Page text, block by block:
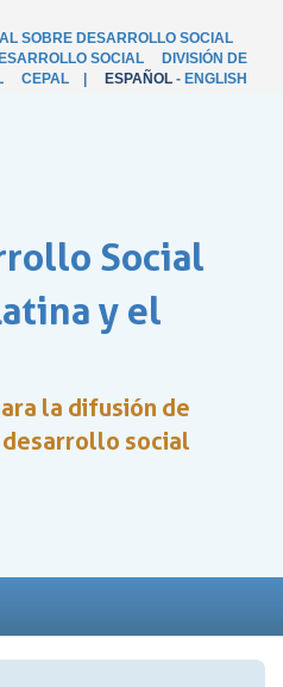
SOBRE DESARROLLO SOCIAL
SOCIAL
DIVISIÓN DE
CEPAL ESPAÑOL - ENGLISH
Social
y el
la difusión de
social